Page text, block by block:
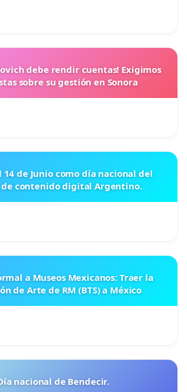
debe rendir cuentas! Exigimos
sobre su gestión en Sonora
de Junio como día nacional del
contenido digital Argentino.
a Museos Mexicanos: Traer la
de Arte de RM (BTS) a México
nacional de Bendecir.